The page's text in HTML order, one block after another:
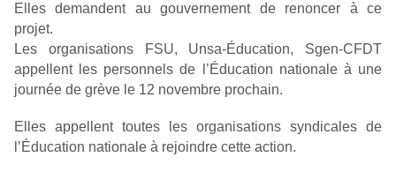
Elles demandent au gouvernement de renoncer à ce
projet.
Les organisations FSU, Unsa-Éducation, Sgen-CFDT
appellent les personnels de l’Éducation nationale à une
journée de grève le 12 novembre prochain.
Elles appellent toutes les organisations syndicales de
l’Éducation nationale à rejoindre cette action.